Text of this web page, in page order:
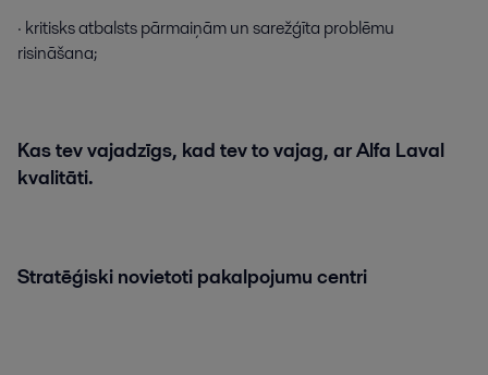
· kritisksatbalstspārmaiņāmunsarežģīta problēmu
risināšana;
Kastevvajadzīgs, kad tevtovajag, arAlfa Laval
kvalitāti.
Stratēģiski novietoti pakalpojumu centri